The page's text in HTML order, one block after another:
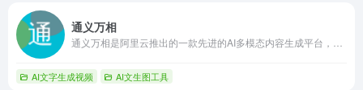
通义万相
AI文字生成视频 AI文生图工具